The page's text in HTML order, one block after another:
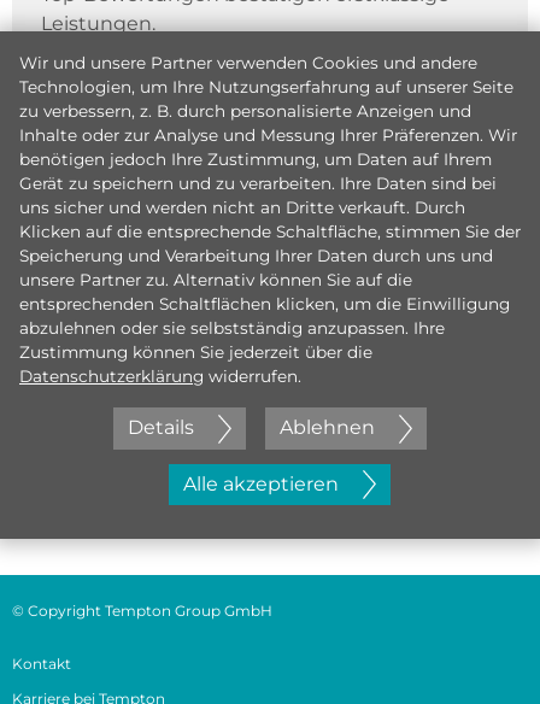
Leistungen.
Jetzt initiativ bewerben
Wir und unsere Partner verwenden Cookies und andere
Technologien, um Ihre Nutzungserfahrung auf unserer Seite
zu verbessern, z. B. durch personalisierte Anzeigen und
Inhalte oder zur Analyse und Messung Ihrer Präferenzen. Wir
benötigen jedoch Ihre Zustimmung, um Daten auf Ihrem
Gerät zu speichern und zu verarbeiten. Ihre Daten sind bei
uns sicher und werden nicht an Dritte verkauft. Durch
Klicken auf die entsprechende Schaltfläche, stimmen Sie der
Speicherung und Verarbeitung Ihrer Daten durch uns und
unsere Partner zu. Alternativ können Sie auf die
entsprechenden Schaltflächen klicken, um die Einwilligung
abzulehnen oder sie selbstständig anzupassen. Ihre
Zustimmung können Sie jederzeit über die
Datenschutzerklärung widerrufen.
Details Ablehnen
Alle akzeptieren
© Copyright Tempton Group GmbH
Kontakt
Karriere bei Tempton